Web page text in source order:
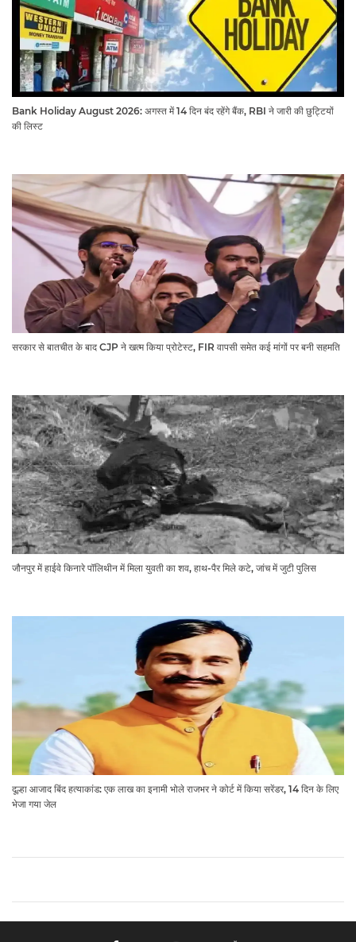
Bank Holiday August 2026: अगस्त में 14 दिन बंद रहेंगे बैंक, RBI ने जारी की छुट्टियों
की लिस्ट​​​​​​​
सरकार से बातचीत के बाद CJP ने खत्म किया प्रोटेस्ट, FIR वापसी समेत कई मांगों पर बनी सहमति
जौनपुर में हाईवे किनारे पॉलिथीन में मिला युवती का शव, हाथ-पैर मिले कटे, जांच में जुटी पुलिस
दूल्हा आजाद बिंद हत्याकांड: एक लाख का इनामी भोले राजभर ने कोर्ट में किया सरेंडर, 14 दिन के लिए
भेजा गया जेल